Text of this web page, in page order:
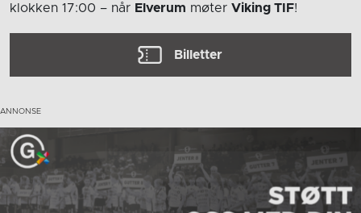
klokken 17:00 – når Elverum møter Viking TIF!
Billetter